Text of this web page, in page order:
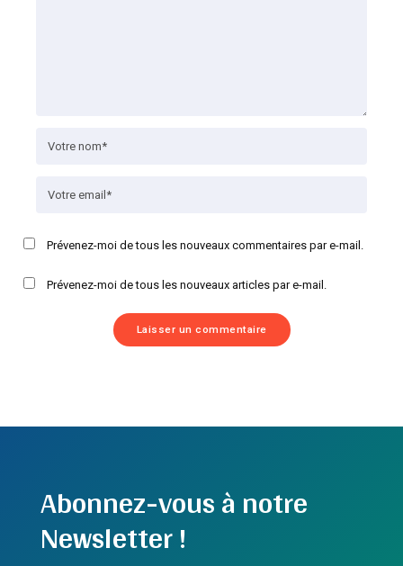
Prévenez-moi de tous les nouveaux commentaires par e-mail.
Prévenez-moi de tous les nouveaux articles par e-mail.
Abonnez-vous à notre
Newsletter !